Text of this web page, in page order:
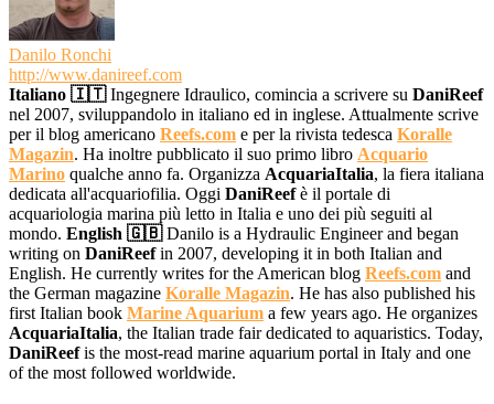
Danilo Ronchi
http://www.danireef.com
Italiano 🇮🇹Ingegnere Idraulico, comincia a scrivere su DaniReef
nel 2007, sviluppandolo in italiano ed in inglese. Attualmente scrive
per il blog americano Reefs.com e per la rivista tedesca Koralle
Magazin. Ha inoltre pubblicato il suo primo libro Acquario
Marino qualche anno fa. Organizza AcquariaItalia, la fiera italiana
dedicata all'acquariofilia. Oggi DaniReefè il portale di
acquariologia marina più letto in Italia e uno dei più seguiti al
mondo. English 🇬🇧Danilo is a Hydraulic Engineer and began
writing on DaniReefin 2007, developing it in both Italian and
English. He currently writes for the American blog Reefs.com and
the German magazine Koralle Magazin. He has also published his
first Italian book Marine Aquarium a few years ago. He organizes
AcquariaItalia, the Italian trade fair dedicated to aquaristics. Today,
DaniReefis the most-read marine aquarium portal in Italy and one
of the most followed worldwide.